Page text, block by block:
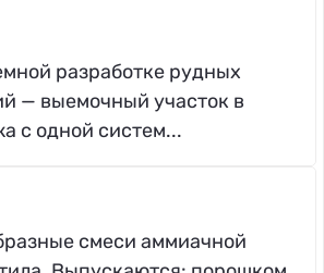
разработке рудных
— выемочный участок в
с одной систем...
смеси аммиачной